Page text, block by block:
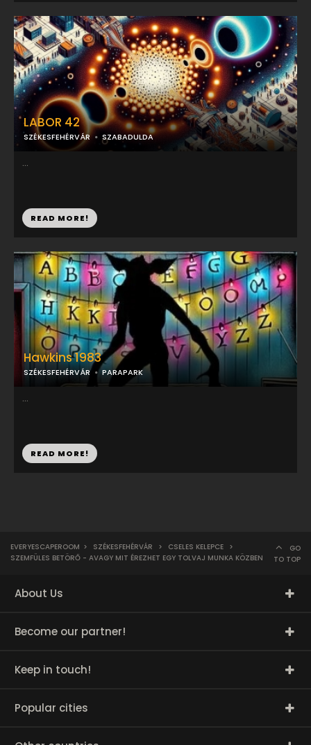
LABOR 42
SZÉKESFEHÉRVÁR SZABADULDA
...
READ MORE!
Hawkins 1983
SZÉKESFEHÉRVÁR PARAPARK
...
READ MORE!
EVERYESCAPEROOM > SZÉKESFEHÉRVÁR > CSELES KELEPCE >
SZEMFÜLES BETÖRŐ - AVAGY MIT ÉREZHET EGY TOLVAJ MUNKA KÖZBEN
GO
TO TOP
About Us
Become our partner!
Keep in touch!
Popular cities